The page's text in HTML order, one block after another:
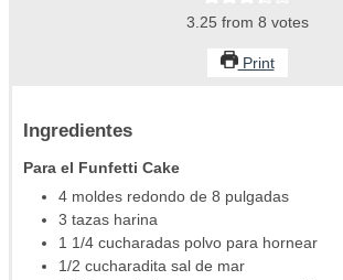
3.25 from 8 votes
Print
Ingredientes
Para el Funfetti Cake
4 moldes redondo de 8 pulgadas
3 tazas harina
1 1/4 cucharadas polvo para hornear
1/2 cucharadita sal de mar